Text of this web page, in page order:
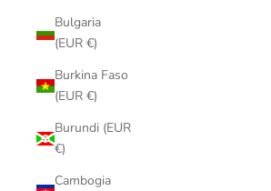
Bulgaria
(EUR €)
Burkina Faso
(EUR €)
Burundi (EUR
€)
Cambogia